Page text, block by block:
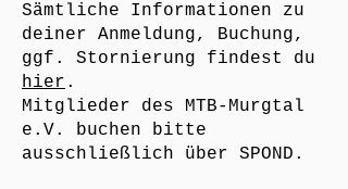
Sämtliche Informationen zu
deiner Anmeldung, Buchung,
ggf. Stornierung findest du
hier .
Mitglieder des MTB-Murgtal
e.V. buchen bitte
ausschließlich über SPOND.